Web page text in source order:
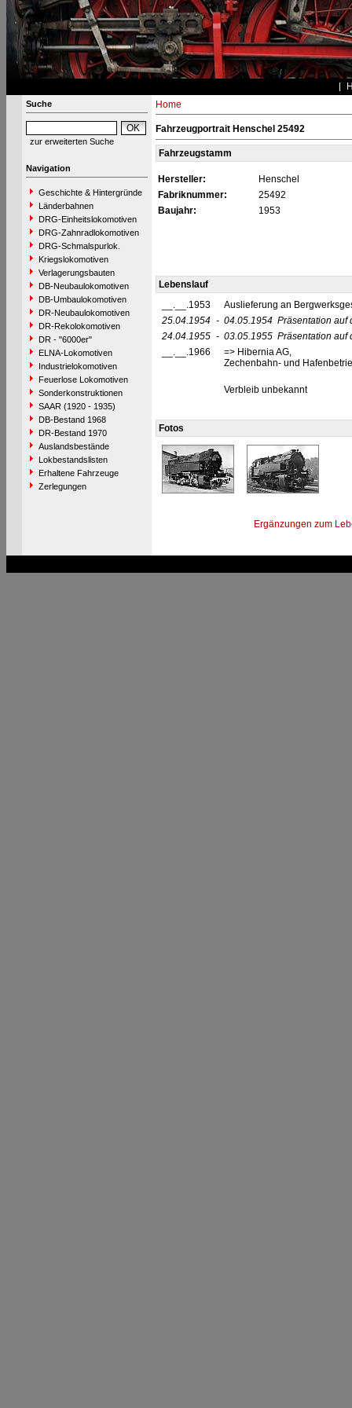
Suche
zur erweiterten Suche
Navigation
Geschichte & Hintergründe
Länderbahnen
DRG-Einheitslokomotiven
DRG-Zahnradlokomotiven
DRG-Schmalspurlok.
Kriegslokomotiven
Verlagerungsbauten
DB-Neubaulokomotiven
DB-Umbaulokomotiven
DR-Neubaulokomotiven
DR-Rekolokomotiven
DR - "6000er"
ELNA-Lokomotiven
Industrielokomotiven
Feuerlose Lokomotiven
Sonderkonstruktionen
SAAR (1920 - 1935)
DB-Bestand 1968
DR-Bestand 1970
Auslandsbestände
Lokbestandslisten
Erhaltene Fahrzeuge
Zerlegungen
Home
Fahrzeugportrait Henschel 25492
Fahrzeugstamm
Hersteller:
Henschel
Fabriknummer:
25492
Baujahr:
1953
Lebenslauf
__.__.1953
Auslieferung an
25.04.1954 - 04.05.1954 Präsentation auf
24.04.1955 - 03.05.1955 Präsentation auf
__.__.1966
=> Hibernia AG,
Zechenbahn- und
Verbleib unbekannt
Fotos
Ergänzungen zum